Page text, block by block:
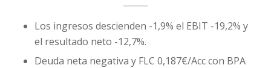
Los ingresos descienden -1,9% el EBIT -19,2% y
el resultado neto -12,7%.
Deuda neta negativa y FLC 0,187€/Acc con BPA